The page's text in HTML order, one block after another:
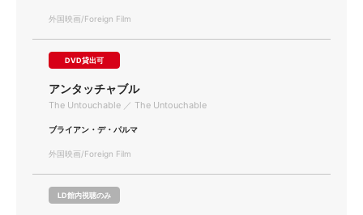
外国映画/Foreign Film
DVD貸出可
アンタッチャブル
The Untouchable ／ The Untouchable
ブライアン・デ・パルマ
外国映画/Foreign Film
LD館内視聴のみ